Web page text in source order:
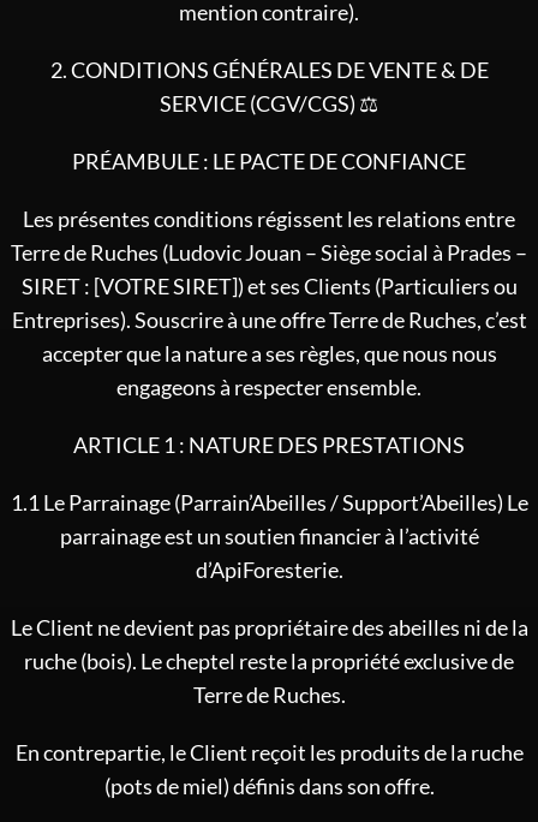
mention contraire).
2. CONDITIONS GÉNÉRALES DE VENTE & DE
SERVICE (CGV/CGS) ⚖️
PRÉAMBULE : LE PACTE DE CONFIANCE
Les présentes conditions régissent les relations entre
Terre de Ruches (Ludovic Jouan – Siège social à Prades –
SIRET : [VOTRE SIRET]) et ses Clients (Particuliers ou
Entreprises). Souscrire à une offre Terre de Ruches, c’est
accepter que la nature a ses règles, que nous nous
engageons à respecter ensemble.
ARTICLE 1 : NATURE DES PRESTATIONS
1.1 Le Parrainage (Parrain’Abeilles / Support’Abeilles) Le
parrainage est un soutien financier à l’activité
d’ApiForesterie.
Le Client ne devient pas propriétaire des abeilles ni de la
ruche (bois). Le cheptel reste la propriété exclusive de
Terre de Ruches.
En contrepartie, le Client reçoit les produits de la ruche
(pots de miel) définis dans son offre.